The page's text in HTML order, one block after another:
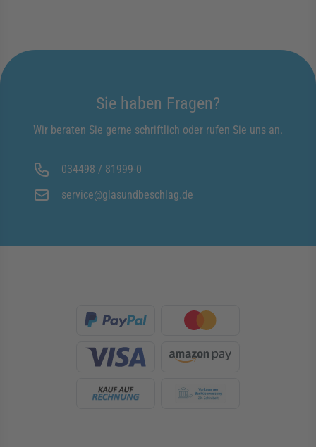
Sie haben Fragen?
Wir beraten Sie gerne schriftlich oder rufen Sie uns an.
034498 / 81999-0
service@glasundbeschlag.de